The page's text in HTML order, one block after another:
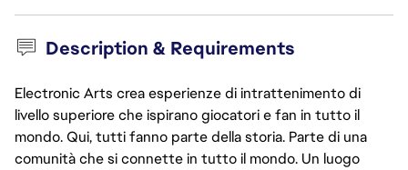
Description & Requirements
Electronic Arts crea esperienze di intrattenimento di
livello superiore che ispirano giocatori e fan in tutto il
mondo. Qui, tutti fanno parte della storia. Parte di una
comunità che si connette in tutto il mondo. Un luogo